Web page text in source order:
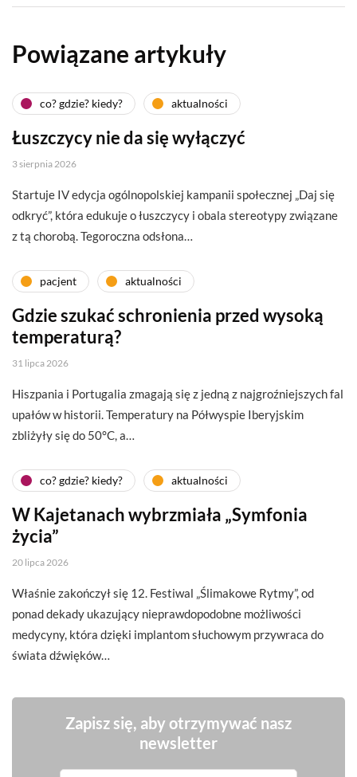
Powiązane artykuły
co? gdzie? kiedy? aktualności
Łuszczycy nie da się wyłączyć
3 sierpnia 2026
Startuje IV edycja ogólnopolskiej kampanii społecznej „Daj się
odkryć”, która edukuje o łuszczycy i obala stereotypy związane
z tą chorobą. Tegoroczna odsłona…
pacjent aktualności
Gdzie szukać schronienia przed wysoką
temperaturą?
31 lipca 2026
Hiszpania i Portugalia zmagają się z jedną z najgroźniejszych fal
upałów w historii. Temperatury na Półwyspie Iberyjskim
zbliżyły się do 50°C, a…
co? gdzie? kiedy? aktualności
W Kajetanach wybrzmiała „Symfonia
życia”
20 lipca 2026
Właśnie zakończył się 12. Festiwal „Ślimakowe Rytmy”, od
ponad dekady ukazujący nieprawdopodobne możliwości
medycyny, która dzięki implantom słuchowym przywraca do
świata dźwięków…
Zapisz się, aby otrzymywać nasz
newsletter